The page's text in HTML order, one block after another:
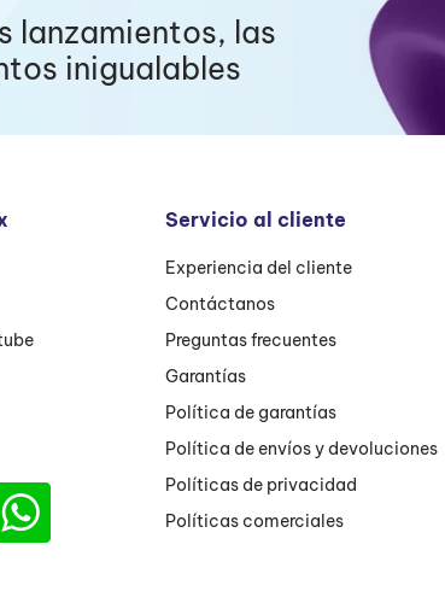
lanzamientos, las
inigualables
Servicio al cliente
Experiencia del cliente
Contáctanos
Preguntas frecuentes
Garantías
Política de garantías
Política de envíos y devoluciones
Políticas de privacidad
Políticas comerciales